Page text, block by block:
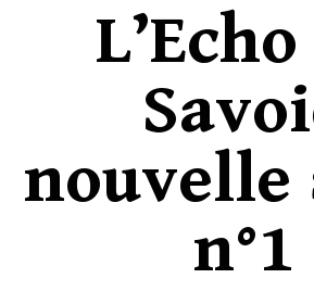
nouvelle
n°1